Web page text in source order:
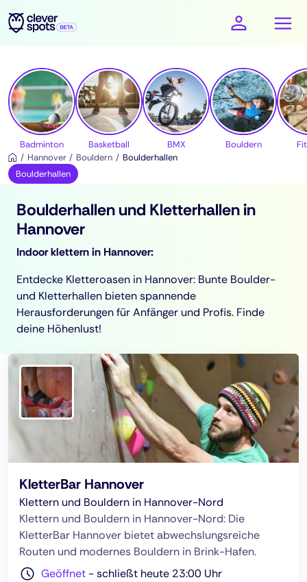
cleverspots - Sport
Badminton Basketball BMX Bouldern
Hannover
Bouldern
Boulderhallen
Boulderhallen
Boulderhallen und Kletterhallen in
Hannover
Indoor klettern in Hannover:
Entdecke Kletteroasen in Hannover: Bunte Boulder-
und Kletterhallen bieten spannende
Herausforderungen für Anfänger und Profis. Finde
deine Höhenlust!
KletterBar Hannover
Klettern und Bouldern in Hannover-Nord
Klettern und Bouldern in Hannover-Nord: Die
KletterBar Hannover bietet abwechslungsreiche
Routen und modernes Bouldern in Brink-Hafen.
Geöffnet -schließt heute 23:00 Uhr